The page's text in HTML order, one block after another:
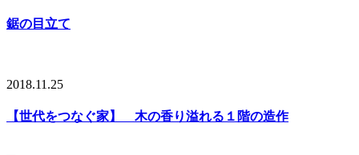
鋸の目立て
2018.11.25
【世代をつなぐ家】 木の香り溢れる１階の造作